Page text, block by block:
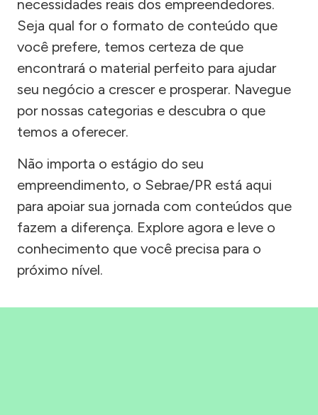
necessidades reais dos empreendedores.
Seja qual for o formato de conteúdo que
você prefere, temos certeza de que
encontrará o material perfeito para ajudar
seu negócio a crescer e prosperar. Navegue
por nossas categorias e descubra o que
temos a oferecer.
Não importa o estágio do seu
empreendimento, o Sebrae/PR está aqui
para apoiar sua jornada com conteúdos que
fazem a diferença. Explore agora e leve o
conhecimento que você precisa para o
próximo nível.